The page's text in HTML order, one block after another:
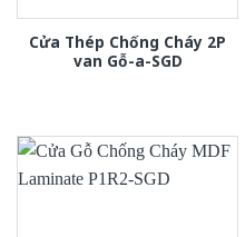
Cửa Thép Chống Cháy 2P
van Gỗ-a-SGD